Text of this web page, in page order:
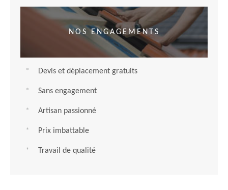
NOS ENGAGEMENTS
Devis et déplacement gratuits
Sans engagement
Artisan passionné
Prix imbattable
Travail de qualité